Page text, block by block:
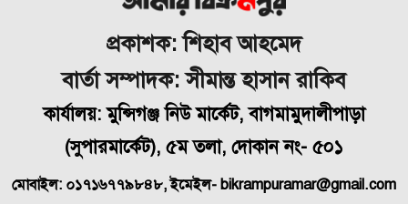
প্রকাশক: শিহাব আহমেদ
বার্তা সম্পাদক: সীমান্ত হাসান রাকিব
কার্যালয়: মুন্সিগঞ্জ নিউ মার্কেট, বাগমামুদালীপাড়া
(সুপারমার্কেট), ৫ম তলা, দোকান নং- ৫০১
মোবাইল: ০১৭১৬৭৭৯৮৪৮, ইমেইল- bikrampuramar@gmail.com